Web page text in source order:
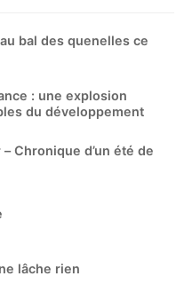
bal des quenelles ce
: une explosion
du développement
Chronique d’un été de
lâche rien